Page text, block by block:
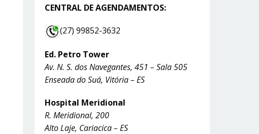
CENTRAL DE AGENDAMENTOS:
(27) 99852-3632
Ed. Petro Tower
Av. N. S. dos Navegantes, 451 – Sala 505
Enseada do Suá, Vitória – ES
Hospital Meridional
R. Meridional, 200
Alto Laje, Cariacica – ES